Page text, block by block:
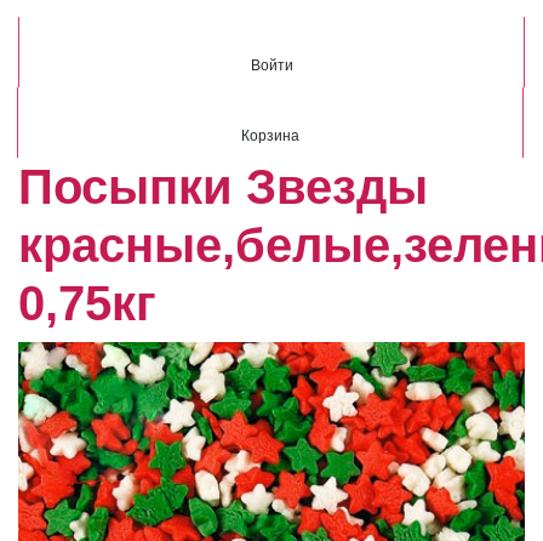
Войти
Корзина
Посыпки Звезды
0,75кг